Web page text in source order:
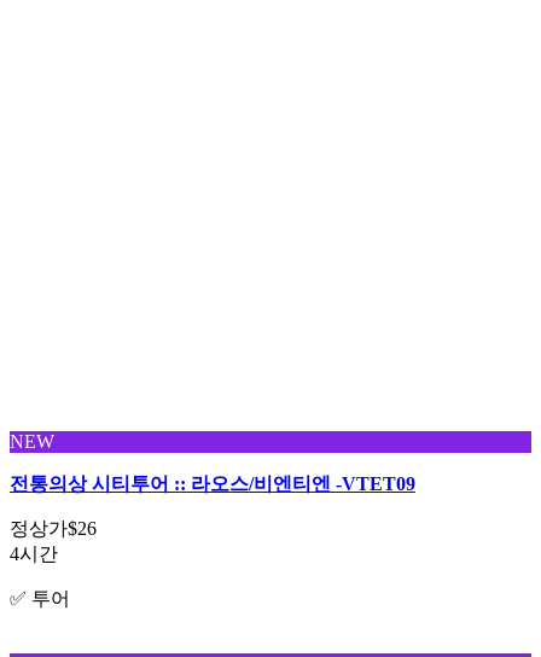
NEW
전통의상 시티투어 :: 라오스/비엔티엔 -VTET09
정상가$26
4시간
✅ 투어